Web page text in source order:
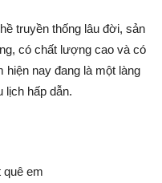
truyền thống lâu đời, sản
có chất lượng cao và có
hiện nay đang là một làng
lịch hấp dẫn.
quê em